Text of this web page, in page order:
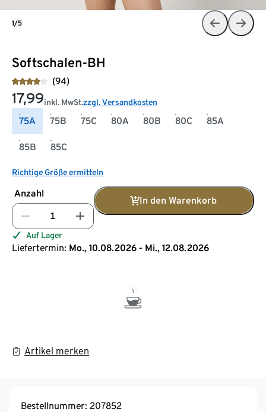
Softschalen-BH
(94)
17,99inkl. MwSt.zzgl. Versandkosten
75A 75B 75C 80A 80B 80C 85A
85B 85C
Richtige Größe ermitteln
Anzahl
In den Warenkorb
Auf Lager
Liefertermin: Mo., 10.08.2026 - Mi., 12.08.2026
Artikel merken
1/5
Bestellnummer: 207852